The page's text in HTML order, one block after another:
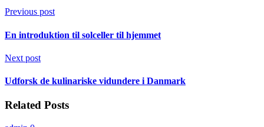
Previous post
En introduktion til solceller til hjemmet
Next post
Udforsk de kulinariske vidundere i Danmark
Related Posts